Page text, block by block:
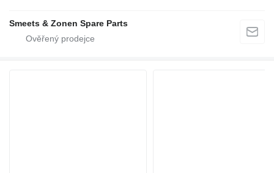
Smeets & Zonen Spare Parts